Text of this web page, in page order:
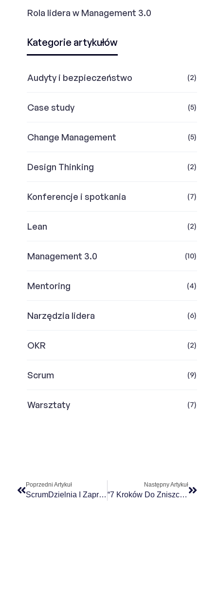
Rola lidera w Management 3.0
Kategorie artykułów
Audyty i bezpieczeństwo (2)
Case study (5)
Change Management (5)
Design Thinking (2)
Konferencje i spotkania (7)
Lean (2)
Management 3.0 (10)
Mentoring (4)
Narzędzia lidera (6)
OKR (2)
Scrum (9)
Warsztaty (7)
Poprzedni Artykuł
ScrumDzielnia I Zaproszenie Do Mentoringu
Następny Artykuł
“7 Kroków Do Zniszczenia Transformacji Agile” – Prowokacyjna Prelekcja Na Agile Swarming 2023